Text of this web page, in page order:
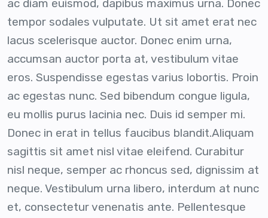
ac diam euismod, dapibus maximus urna. Donec
tempor sodales vulputate. Ut sit amet erat nec
lacus scelerisque auctor. Donec enim urna,
accumsan auctor porta at, vestibulum vitae
eros. Suspendisse egestas varius lobortis. Proin
ac egestas nunc. Sed bibendum congue ligula,
eu mollis purus lacinia nec. Duis id semper mi.
Donec in erat in tellus faucibus blandit.Aliquam
sagittis sit amet nisl vitae eleifend. Curabitur
nisl neque, semper ac rhoncus sed, dignissim at
neque. Vestibulum urna libero, interdum at nunc
et, consectetur venenatis ante. Pellentesque